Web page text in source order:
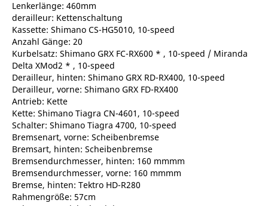
Lenkerlänge: 460mm
derailleur: Kettenschaltung
Kassette: Shimano CS-HG5010, 10-speed
Anzahl Gänge: 20
Kurbelsatz: Shimano GRX FC-RX600 * , 10-speed / Miranda
Delta XMod2 * , 10-speed
Derailleur, hinten: Shimano GRX RD-RX400, 10-speed
Derailleur, vorne: Shimano GRX FD-RX400
Antrieb: Kette
Kette: Shimano Tiagra CN-4601, 10-speed
Schalter: Shimano Tiagra 4700, 10-speed
Bremsenart, vorne: Scheibenbremse
Bremsart, hinten: Scheibenbremse
Bremsendurchmesser, hinten: 160 mmmm
Bremsendurchmesser, vorne: 160 mmmm
Bremse, hinten: Tektro HD-R280
Rahmengröße: 57cm